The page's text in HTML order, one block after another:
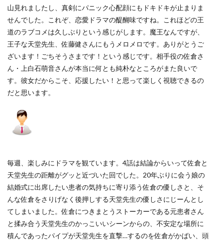
山見れましたし、真剣にパニック心配顔にもドキドキが止まりま
せんでした。これぞ、恋愛ドラマの醍醐味ですね。これほどの王
道のラブコメは久しぶりという感じがします。魔王なんですが、
王子な天堂先生、佐藤健さんにもうメロメロです。ありがとうご
ざいます！ごちそうさまです！という感じです。相手役の佐倉さ
ん・上白石萌音さんが本当に何とも純朴なところがまた良いで
す。彼女だからこそ、応援したい！と思って楽しく視聴できるの
だと思います。
毎週、楽しみにドラマを観ています。4話は結論からいって佐倉と
天堂先生の距離がグッと近づいた回でした。20年ぶりに会う娘の
結婚式に出席したい患者の気持ちに寄り添う佐倉の優しさと、そ
んな佐倉をさりげなく後押しする天堂先生の優しさにじーんとし
てしまいました。佐倉につきまとうストーカーである元患者さん
と揉み合う天堂先生のかっこいいシーンからの、不安定な場所に
積んであったパイプが天堂先生を直撃…するのを佐倉がかばい、頭